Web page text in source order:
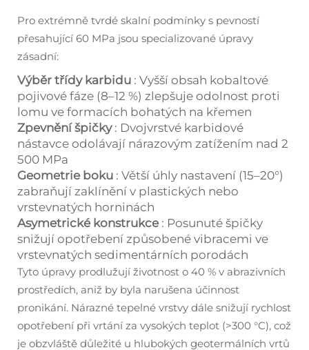
Pro extrémně tvrdé skalní podmínky s pevností
přesahující 60 MPa jsou specializované úpravy
zásadní:
Výběr třídy karbidu : Vyšší obsah kobaltové
pojivové fáze (8–12 %) zlepšuje odolnost proti
lomu ve formacích bohatých na křemen
Zpevnění špičky : Dvojvrstvé karbidové
nástavce odolávají nárazovým zatížením nad 2
500 MPa
Geometrie boku : Větší úhly nastavení (15–20°)
zabraňují zaklínění v plastických nebo
vrstevnatých horninách
Asymetrické konstrukce : Posunuté špičky
snižují opotřebení způsobené vibracemi ve
vrstevnatých sedimentárních porodách
Tyto úpravy prodlužují životnost o 40 % v abrazivních
prostředích, aniž by byla narušena účinnost
pronikání. Nárazné tepelné vrstvy dále snižují rychlost
opotřebení při vrtání za vysokých teplot (>300 °C), což
je obzvláště důležité u hlubokých geotermálních vrtů